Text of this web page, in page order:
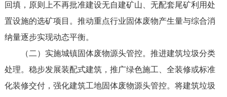
回填，原则上不再批准建设无自建矿山、无配套尾矿利用处
置设施的选矿项目。推动重点行业固体废物产生量与综合消
纳量逐步实现动态平衡。
（二）实施城镇固体废物源头管控。推进建筑垃圾分类
处理。稳步发展装配式建筑，推广绿色施工、全装修或标准
化装修交付，强化建筑工地固体废物源头管控。将建筑垃圾